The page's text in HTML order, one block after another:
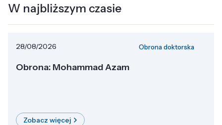
W najbliższym czasie
28/08/2026 Obrona doktorska
Obrona: Mohammad Azam
Zobacz więcej